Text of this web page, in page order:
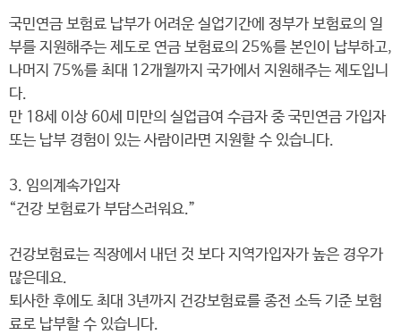
국민연금 보험료 납부가 어려운 실업기간에 정부가 보험료의 일
부를 지원해주는 제도로 연금 보험료의 25%를 본인이 납부하고,
나머지 75%를 최대 12개월까지 국가에서 지원해주는 제도입니
다.
만 18세 이상 60세 미만의 실업급여 수급자 중 국민연금 가입자
또는 납부 경험이 있는 사람이라면 지원할 수 있습니다.
3. 임의계속가입자
“건강 보험료가 부담스러워요.”
건강보험료는 직장에서 내던 것 보다 지역가입자가 높은 경우가
많은데요.
퇴사한 후에도 최대 3년까지 건강보험료를 종전 소득 기준 보험
료로 납부할 수 있습니다.